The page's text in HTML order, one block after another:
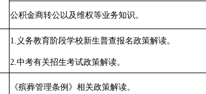
公积金商转公以及维权等业务知识。
1.义务教育阶段学校新生普查报名政策解读。
2.中考有关招生考试政策解读。
《殡葬管理条例》相关政策解读。